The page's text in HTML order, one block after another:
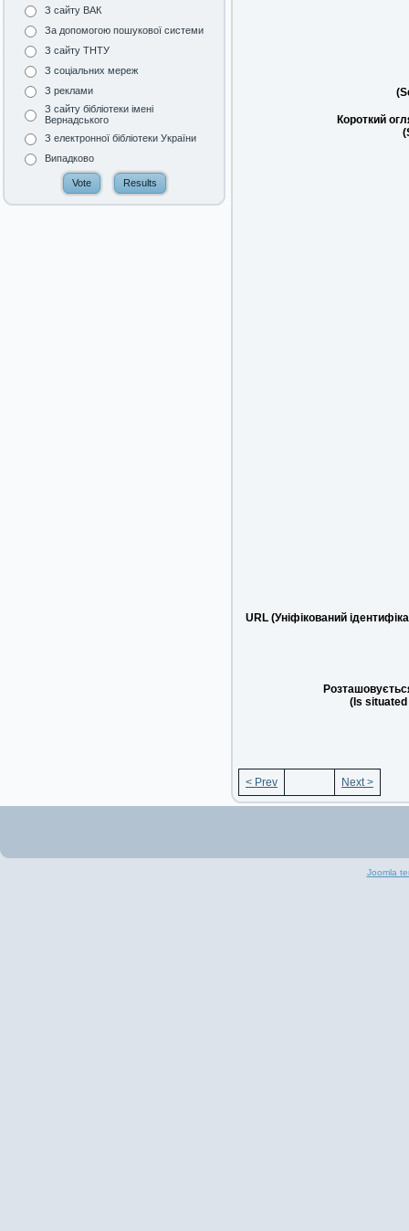
З сайту ВАК
За допомогою пошукової системи
З сайту ТНТУ
З соціальних мереж
З реклами
З сайту бібліотеки імені
Вернадського
З електронної бібліотеки України
Випадково
Короткий
URL (Уніфікований
(Is
< Prev Next >
Joomla